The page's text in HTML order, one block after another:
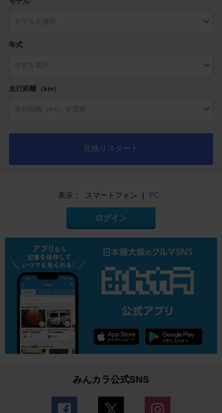
年式
走行距離（km）
見積りスタート
表示： スマートフォン | PC
ログイン
みんカラ公式SNS